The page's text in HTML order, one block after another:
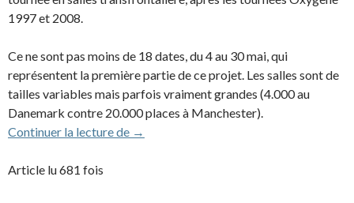
1997 et 2008.
Ce ne sont pas moins de 18 dates, du 4 au 30 mai, qui
représentent la première partie de ce projet. Les salles sont de
tailles variables mais parfois vraiment grandes (4.000 au
Danemark contre 20.000 places à Manchester).
Continuer la lecture de
2009 – Tournée In-doors
→
Article lu 681 fois